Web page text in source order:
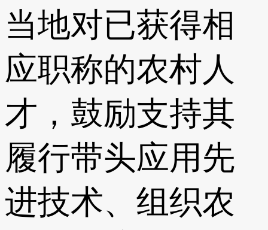
当地对已获得相
应职称的农村人
才，鼓励支持其
履行带头应用先
进技术、组织农